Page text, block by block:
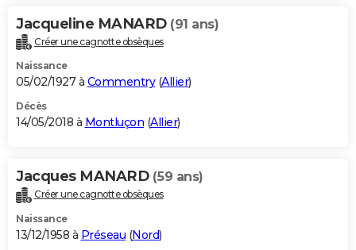
Jacqueline MANARD (91 ans)
Créer une cagnotte obsèques
Naissance
05/02/1927 à Commentry(Allier)
Décès
14/05/2018 à Montluçon (Allier)
Jacques MANARD (59 ans)
Créer une cagnotte obsèques
Naissance
13/12/1958 à Préseau (Nord)